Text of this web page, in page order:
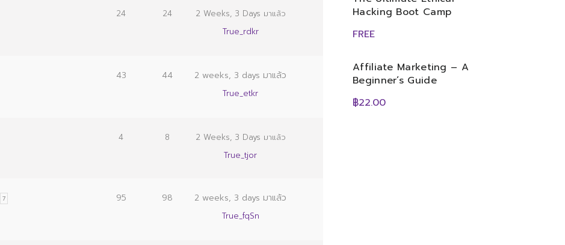
24 24
2 Weeks, 3 Days มาแล้ว
True_rdkr
43 44 2 weeks, 3 days มาแล้ว
True_etkr
4 8
2 Weeks, 3 Days มาแล้ว
True_tjor
7 95 98 2 weeks, 3 days มาแล้ว
True_fqSn
Hacking Boot Camp
FREE
Affiliate Marketing – A
Beginner’s Guide
฿22.00